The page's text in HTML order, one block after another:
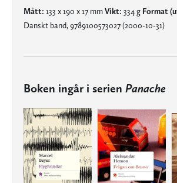
Mått: 133 x 190 x 17 mmVikt: 334 g Format
Danskt band, 9789100573027 (2000-10-31)
Boken ingår i serien Panache